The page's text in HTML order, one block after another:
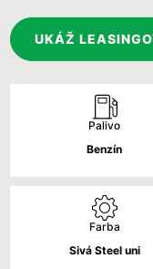
bola:
je:
470
UKÁŽ
Palivo
Benzín
Farba
Sivá Steel uni